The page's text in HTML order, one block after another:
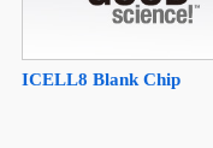
ICELL8 Blank Chip